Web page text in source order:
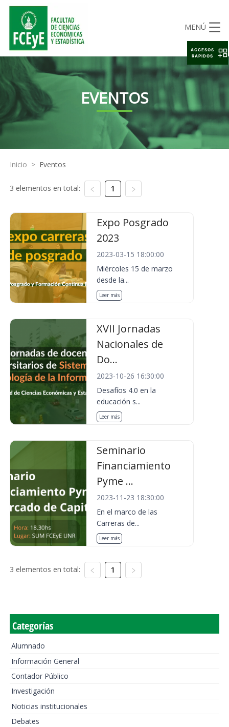
MENÚ
EVENTOS
Inicio > Eventos
3 elementos en total: 1
Expo Posgrado
2023
2023-03-15 18:00:00
Miércoles 15 de marzo
desde la...
Leer más
XVII Jornadas
Nacionales de
Do...
2023-10-26 16:30:00
Desafíos 4.0 en la
educación s...
Leer más
Seminario
Financiamiento
Pyme ...
2023-11-23 18:30:00
En el marco de las
Carreras de...
Leer más
3 elementos en total: 1
Categorías
Alumnado
Información General
Contador Público
Investigación
Noticias institucionales
Debates
ACCESOS
RAPIDOS